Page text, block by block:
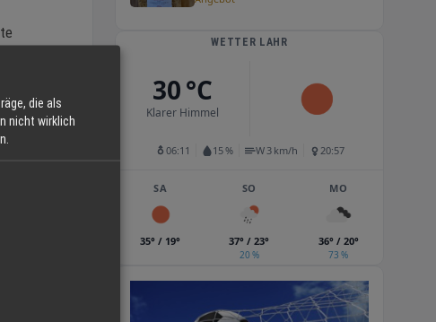
WETTER LAHR
30 °C
Klarer Himmel
06:11 15 % W 3 km/h 20:57
SA
35° / 19°
SO
37° / 23°
20 %
MO
36° / 20°
73 %
die als
nicht wirklich